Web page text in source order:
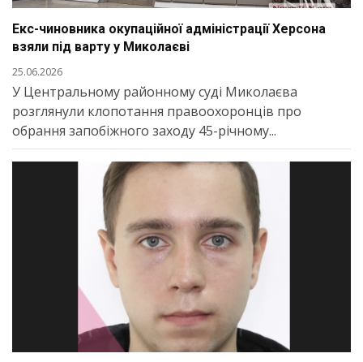
Екс-чиновника окупаційної адміністрації Херсона
взяли під варту у Миколаєві
25.06.2026
У Центральному районному суді Миколаєва
розглянули клопотання правоохоронців про
обрання запобіжного заходу 45-річному...